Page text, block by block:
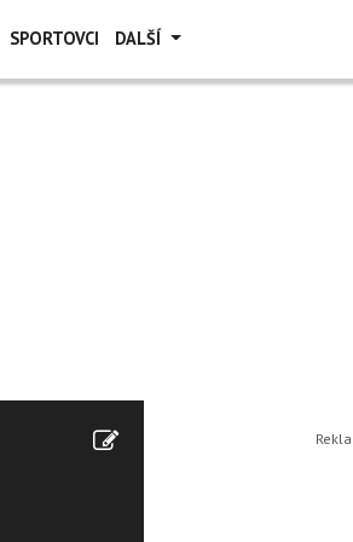
SPORTOVCI DALŠÍ